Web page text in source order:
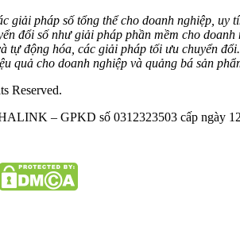
giải pháp số tổng thể cho doanh nghiệp,
đổi số như giải pháp phần mềm cho
tự động hóa, các giải pháp tối ưu chuyển
quả cho doanh nghiệp và quảng bá sản
Reserved.
– GPKD số 0312323503 cấp ngày